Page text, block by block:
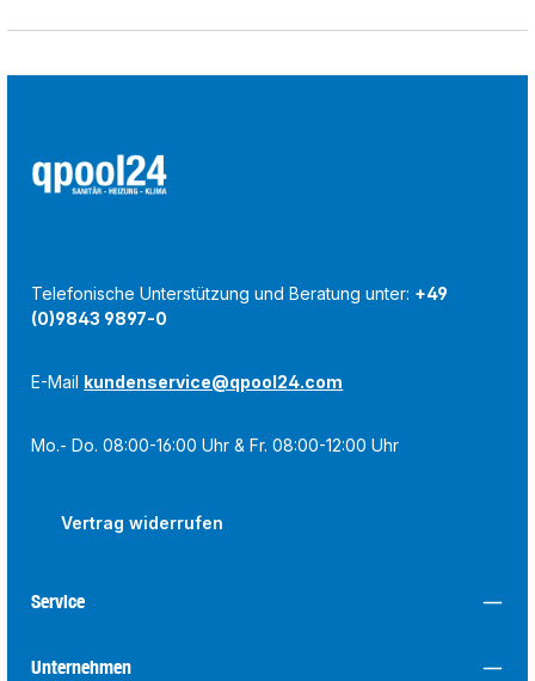
Telefonische Unterstützung und Beratung unter: +49
(0)9843 9897-0
E-Mail kundenservice@qpool24.com
Mo.- Do. 08:00-16:00 Uhr & Fr. 08:00-12:00 Uhr
Vertrag widerrufen
Service
Unternehmen